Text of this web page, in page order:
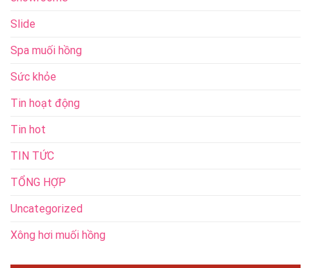
Slide
Spa muối hồng
Sức khỏe
Tin hoạt động
Tin hot
TIN TỨC
TỔNG HỢP
Uncategorized
Xông hơi muối hồng